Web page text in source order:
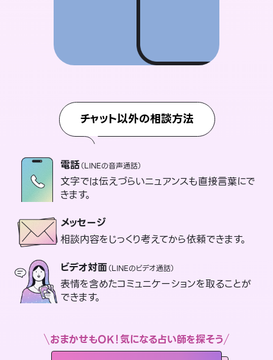
チャット以外の相談方法
電話（LINEの音声通話）
文字では伝えづらいニュアンスも直接言葉にで
きます。
メッセージ
相談内容をじっくり考えてから依頼できます。
ビデオ対面（LINEのビデオ通話）
表情を含めたコミュニケーションを取ることが
できます。
おまかせもOK！気になる占い師を探そう